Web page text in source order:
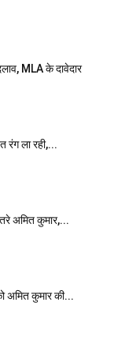
MLA के दावेदार
रंग ला रही,...
अमित कुमार,...
अमित कुमार की...